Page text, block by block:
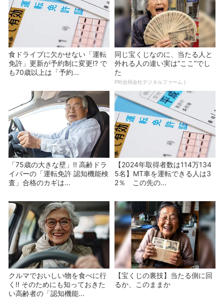
食ドライブに欠かせない「運転
免許」更新が予約制に変更!? で
も70歳以上は「予約...
同じ宝くじなのに、当たる人と
外れる人の違い実は“ここ”でし
た
PR(合同会社デジタルファーム )
「75歳の大きな壁」!! 高齢ドラ
イバーの「運転免許 認知機能検
査」合格のカギは...
【2024年取得者数は114万134
5名】MT車を運転できる人は3
2％ この先の...
クルマでおいしい物を食べに行
く!! そのためにも知っておきた
い高齢者の「認知機能...
【宝くじの裏技】当たる側に回
るか、このままか